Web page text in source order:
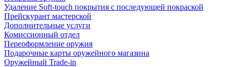
Удаление Soft-touch покрытия с последующей покраской
Прейскурант мастерской
Дополнительные услуги
Комиссионный отдел
Переоформление оружия
Подарочные карты оружейного магазина
Оружейный Trade-in